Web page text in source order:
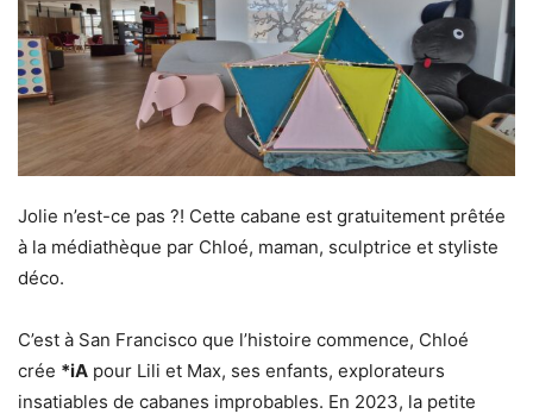
Jolie n’est-ce pas ?! Cette cabane est gratuitement prêtée
à la médiathèque par Chloé, maman, sculptrice et styliste
déco.
C’est à San Francisco que l’histoire commence, Chloé
crée *iA pour Lili et Max, ses enfants, explorateurs
insatiables de cabanes improbables. En 2023, la petite